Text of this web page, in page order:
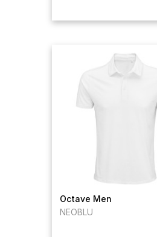
Octave Men
NEOBLU